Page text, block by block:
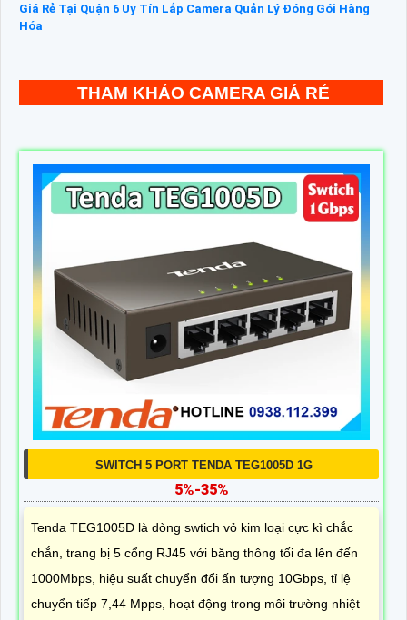
Giá Rẻ Tại Quận 6 Uy Tín Lắp Camera Quản Lý Đóng Gói Hàng
Hóa
THAM KHẢO CAMERA GIÁ RẺ
SWITCH 5 PORT TENDA TEG1005D 1G
5%-35%
Tenda TEG1005D là dòng swtich vỏ kim loại cực kì chắc
chắn, trang bị 5 cổng RJ45 với băng thông tối đa lên đến
1000Mbps, hiệu suất chuyển đổi ấn tượng 10Gbps, tỉ lệ
chuyển tiếp 7,44 Mpps, hoạt động trong môi trường nhiệt